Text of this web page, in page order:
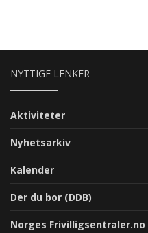
NYTTIGE LENKER
Aktiviteter
Nyhetsarkiv
Kalender
Der du bor (DDB)
Norges Frivilligsentraler.no